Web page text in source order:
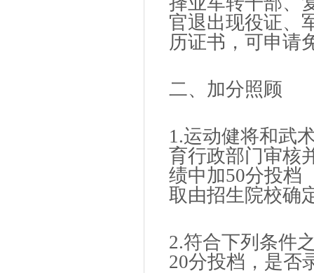
官退出现役证、
历证书，可申请
二、加分照顾
1.运动健将和武
育行政部门审核
绩中加50分投档
取由招生院校确
2.符合下列条件
20分投档，是否